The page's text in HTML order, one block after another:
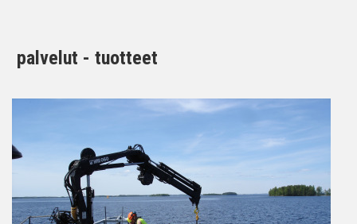
palvelut - tuotteet